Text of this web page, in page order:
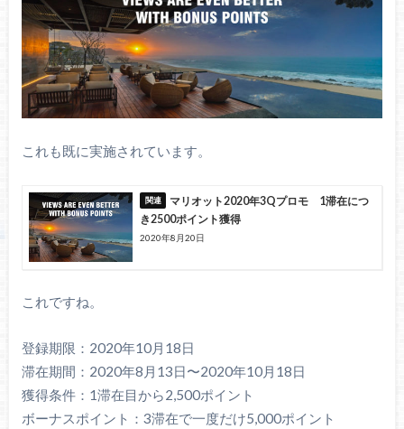
これも既に実施されています。
マリオット2020年3Qプロモ 1滞在につ
き2500ポイント獲得
2020年8月20日
これですね。
登録期限：2020年10月18日
滞在期間：2020年8月13日〜2020年10月18日
獲得条件：1滞在目から2,500ポイント
ボーナスポイント：3滞在で一度だけ5,000ポイント